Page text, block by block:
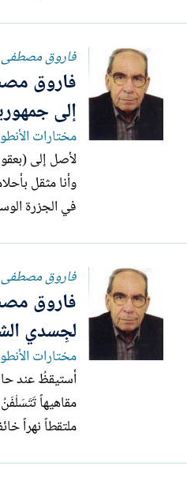
خلاف أو على
المتبادل
ومهما يكن من...
فاروق مصطفى
فاروق
إلى
مختارات
لأصل إلى
وأنا مثقل
في الجزرة
بساتينها الحبلى
ونهرها الحالم
شعرائها
فاروق مصطفى
فاروق
لجِسدي
مختارات
أستيقظُ عند
مقاهيهاً
ملتقطاً نهراً